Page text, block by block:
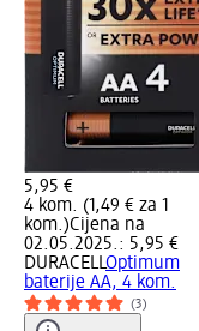
5,95 €
4 kom. (1,49 € za 1
kom.)Cijena na
02.05.2025.: 5,95 €
DURACELLOptimum
baterije AA, 4 kom.
(3)